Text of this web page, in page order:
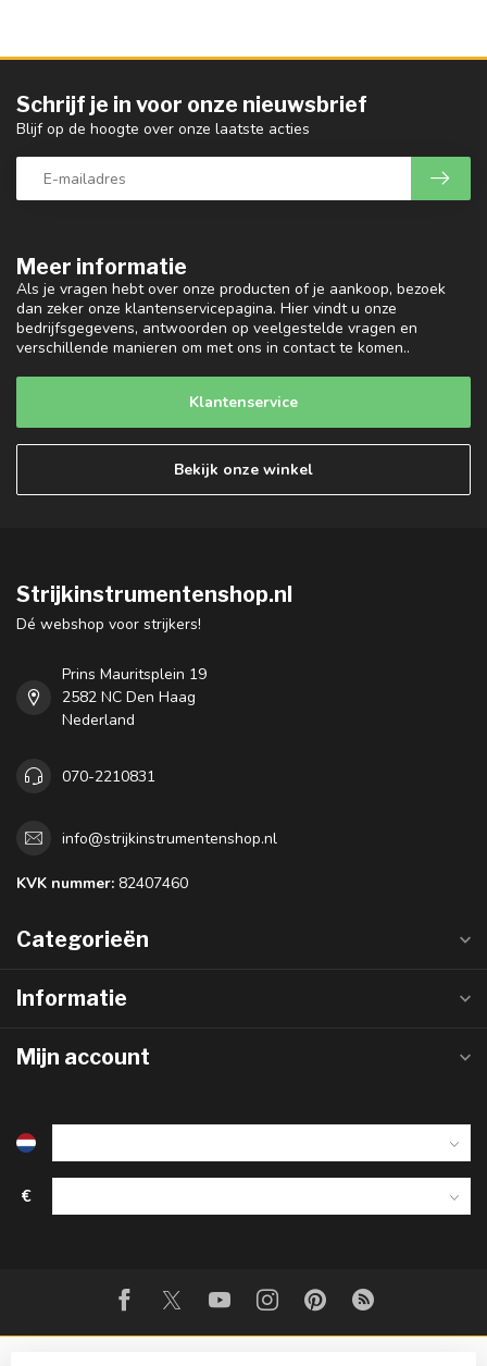
Meer informatie
Als je vragen hebt over onze producten of je aankoop, bezoek
dan zeker onze klantenservicepagina. Hier vindt u onze
bedrijfsgegevens, antwoorden op veelgestelde vragen en
verschillende manieren om met ons in contact te komen..
Klantenservice
Bekijk onze winkel
Schrijf je in voor onze nieuwsbrief
Blijf op de hoogte over onze laatste acties
Strijkinstrumentenshop.nl
Dé webshop voor strijkers!
Prins Mauritsplein 19
2582 NC Den Haag
Nederland
070-2210831
info@strijkinstrumentenshop.nl
KVK nummer: 82407460
Categorieën
Informatie
Mijn account
€